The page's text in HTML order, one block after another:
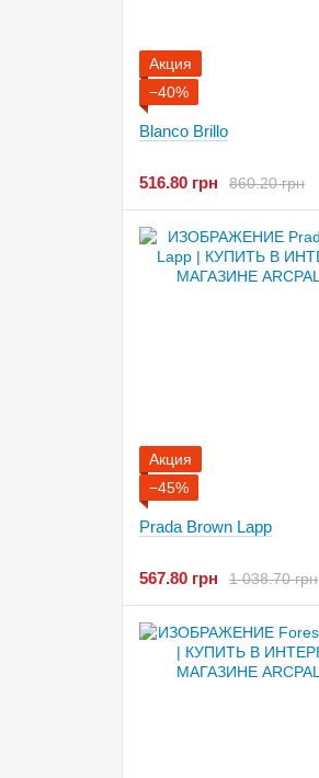
Акция
−40%
Blanco Brillo
860.20 грн
516.80 грн
Акция
−45%
Prada Brown Lapp
1 038.70 грн
567.80 грн